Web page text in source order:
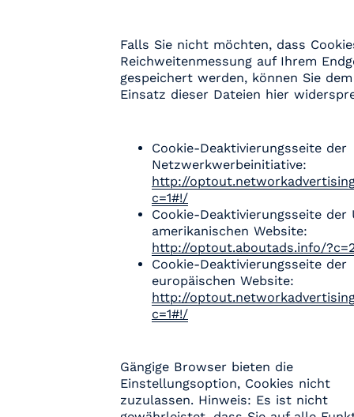
Falls Sie nicht möchten, dass
Reichweitenmessung auf Ihrem
gespeichert werden, können Sie dem
Einsatz dieser Dateien hier
Cookie-Deaktivierungsseite der
Netzwerkwerbeinitiative:
http://
c=1#!/
Cookie-Deaktivierungsseite der
amerikanischen Website:
http://optout.aboutads.info/
Cookie-Deaktivierungsseite der
europäischen Website:
http://
c=1#!/
Gängige Browser bieten die
Einstellungsoption, Cookies nicht
zuzulassen. Hinweis: Es ist nicht